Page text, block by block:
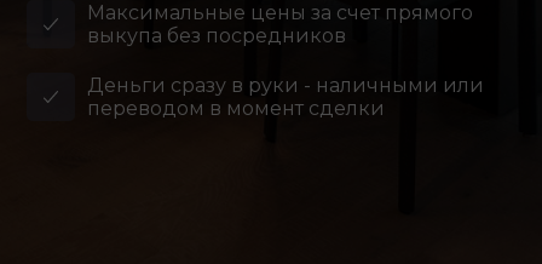
Максимальные цены за счет прямого
выкупа без посредников
Деньги сразу в руки - наличными или
переводом в момент сделки